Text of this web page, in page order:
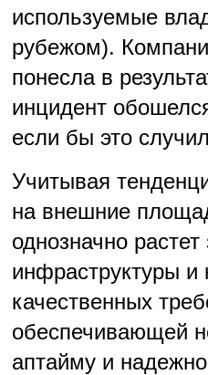
используемые
рубежом).
понесла в
инцидент
если бы это
Учитывая
на внешние
однозначно
инфраструктуры и
качественных
обеспечивающей
аптайму и